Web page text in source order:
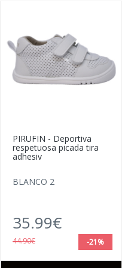
PIRUFIN - Deportiva
respetuosa picada tira
adhesiv
BLANCO 2
35.99€
44.90€ -21%